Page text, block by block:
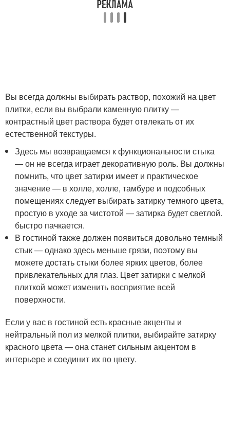
Вы всегда должны выбирать раствор, похожий на цвет
плитки, если вы выбрали каменную плитку —
контрастный цвет раствора будет отвлекать от их
естественной текстуры.
Здесь мы возвращаемся к функциональности стыка
— он не всегда играет декоративную роль. Вы должны
помнить, что цвет затирки имеет и практическое
значение — в холле, холле, тамбуре и подсобных
помещениях следует выбирать затирку темного цвета,
простую в уходе за чистотой — затирка будет светлой.
быстро пачкается.
В гостиной также должен появиться довольно темный
стык — однако здесь меньше грязи, поэтому вы
можете достать стыки более ярких цветов, более
привлекательных для глаз. Цвет затирки с мелкой
плиткой может изменить восприятие всей
поверхности.
Если у вас в гостиной есть красные акценты и
нейтральный пол из мелкой плитки, выбирайте затирку
красного цвета — она ​​станет сильным акцентом в
интерьере и соединит их по цвету.